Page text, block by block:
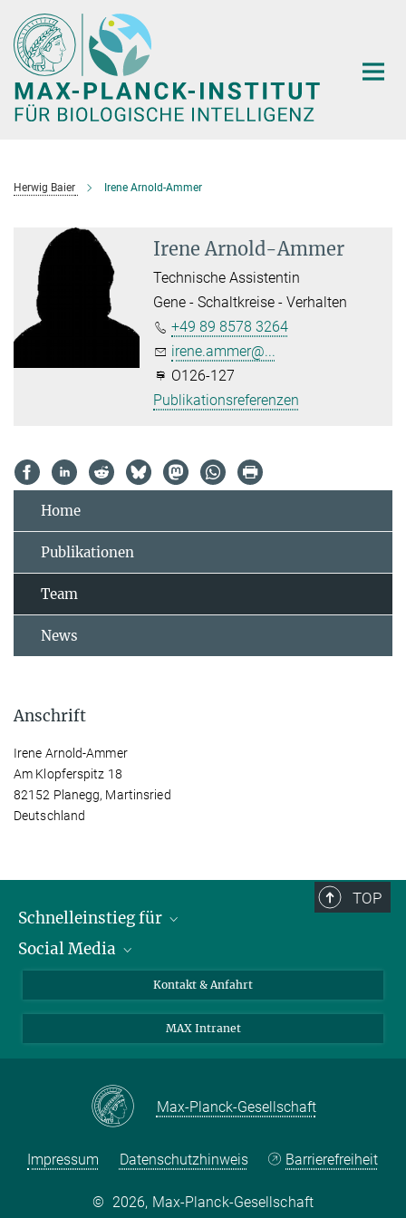
Hauptinhalt
Herwig Baier Irene Arnold-Ammer
Irene Arnold-Ammer
Technische Assistentin
Gene - Schaltkreise - Verhalten
+49 89 8578 3264
irene.ammer@...
O126-127
Publikationsreferenzen
Home
Publikationen
Team
News
Anschrift
Irene Arnold-Ammer
Am Klopferspitz 18
82152 Planegg, Martinsried
Deutschland
TOP
Schnelleinstieg für
Journalist*innen
Schüler*innen und Lehrkräfte
Social Media
LinkedIn
Facebook
Kontakt & Anfahrt
MAX Intranet
Max-Planck-Gesellschaft
Impressum Datenschutzhinweis Barrierefreiheit
© 2026, Max-Planck-Gesellschaft